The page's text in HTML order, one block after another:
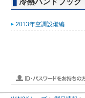
冷熱ハンドブック
2013年空調設備編